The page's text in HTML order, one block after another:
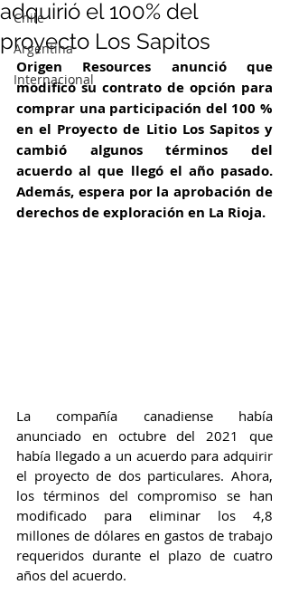
Chile
Argentina
Internacional
adquirió el 100% del
proyecto Los Sapitos
Origen Resources anunció que
modificó su contrato de opción para
comprar una participación del 100 %
en el Proyecto de Litio Los Sapitos y
cambió algunos términos del
acuerdo al que llegó el año pasado.
Además, espera por la aprobación de
derechos de exploración en La Rioja.
La compañía canadiense había
anunciado en octubre del 2021 que
había llegado a un acuerdo para adquirir
el proyecto de dos particulares. Ahora,
los términos del compromiso se han
modificado para eliminar los 4,8
millones de dólares en gastos de trabajo
requeridos durante el plazo de cuatro
años del acuerdo.